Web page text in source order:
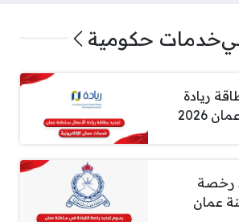
خدمات حكومية
ريادة
2026
رخصة
عمان